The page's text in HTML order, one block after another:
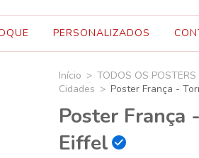
PERSONALIZADOS
Início > TODOS OS POSTERS
Cidades > Poster França -
Poster França
Eiffel